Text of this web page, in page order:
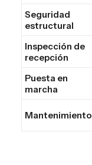
Seguridad
estructural
Inspección de
recepción
Puesta en
marcha
Mantenimiento